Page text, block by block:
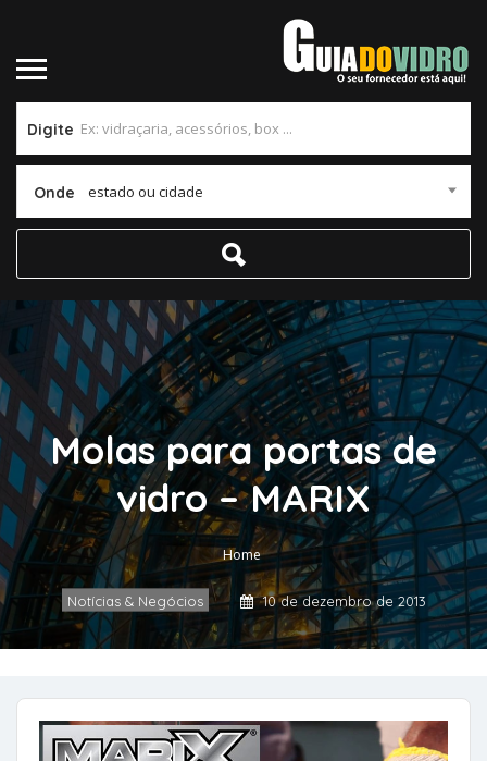
Digite
Onde estado ou cidade
Molas para portas de
vidro – MARIX
Home
Notícias & Negócios 10 de dezembro de 2013